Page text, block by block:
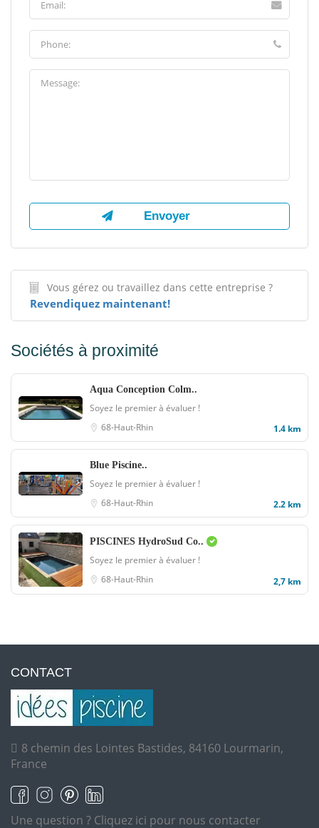
Vous gérez ou travaillez dans cette entreprise ?
Revendiquez maintenant!
Sociétés à proximité
Aqua Conception Colm..
Soyez le premier à évaluer !
68-Haut-Rhin
1.4 km
Blue Piscine..
Soyez le premier à évaluer !
68-Haut-Rhin
2.2 km
PISCINES HydroSud Co..
Soyez le premier à évaluer !
68-Haut-Rhin
2,7 km
CONTACT
8 chemin des Lointes Bastides, 84160 Lourmarin,
France
Une question ? Cliquez ici pour nous contacter